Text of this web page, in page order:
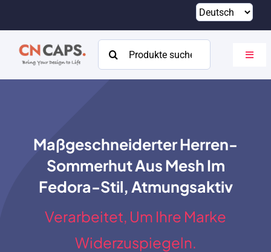
springen
Suchen
nach:
Katalog
Ressourcen
Maßgeschneiderter Herren-
Sommerhut Aus Mesh Im
Fedora-Stil, Atmungsaktiv
Verarbeitet, Um Ihre Marke
Widerzuspiegeln.